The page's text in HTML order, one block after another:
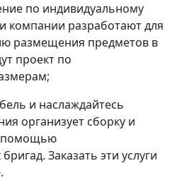
по индивидуальному
компании разработают для
размещения предметов в
проект по
и наслаждайтесь
организует сборку и
помощью
Заказать эти услуги